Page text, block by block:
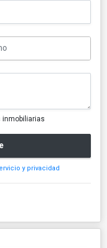
inmobiliarias
y privacidad